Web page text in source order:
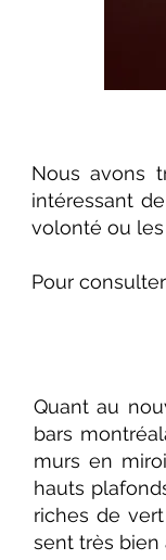
Nous avons
intéressant
volonté ou
Pour
Quant au
bars
murs en
hauts
riches de
sent très bien